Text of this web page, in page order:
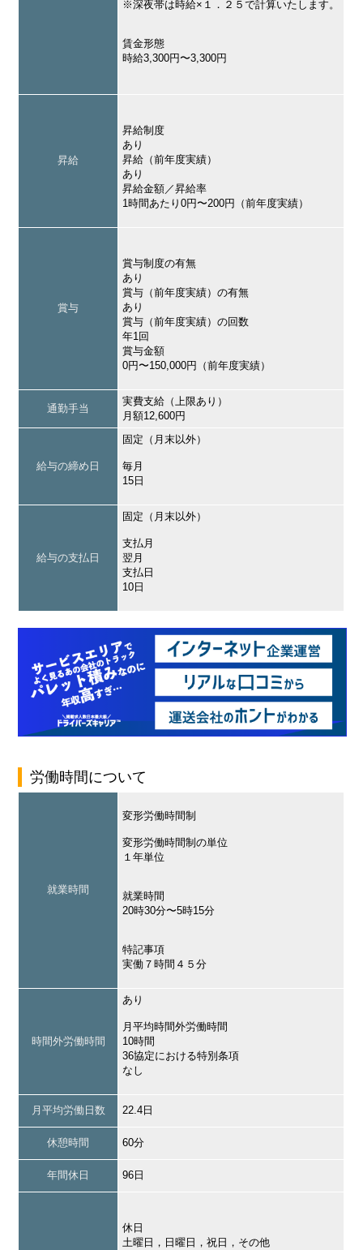
※深夜帯は時給×１．２５で計算いたします。
賃金形態
時給3,300円〜3,300円
昇給
昇給制度
あり
昇給（前年度実績）
あり
昇給金額／昇給率
1時間あたり0円〜200円（前年度実績）
賞与
賞与制度の有無
あり
賞与（前年度実績）の有無
あり
賞与（前年度実績）の回数
年1回
賞与金額
0円〜150,000円（前年度実績）
通勤手当
実費支給（上限あり）
月額12,600円
給与の締め日
固定（月末以外）
毎月
15日
給与の支払日
固定（月末以外）
支払月
翌月
支払日
10日
労働時間について
就業時間
変形労働時間制
変形労働時間制の単位
１年単位
就業時間
20時30分〜5時15分
特記事項
実働７時間４５分
時間外労働時間
あり
月平均時間外労働時間
10時間
36協定における特別条項
なし
月平均労働日数 22.4日
休憩時間 60分
年間休日 96日
休日
土曜日，日曜日，祝日，その他